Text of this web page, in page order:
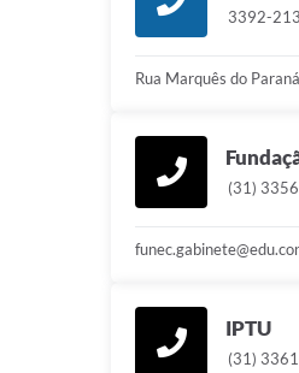
3392-
Rua Marquês do
(31)
IPTU
(31)